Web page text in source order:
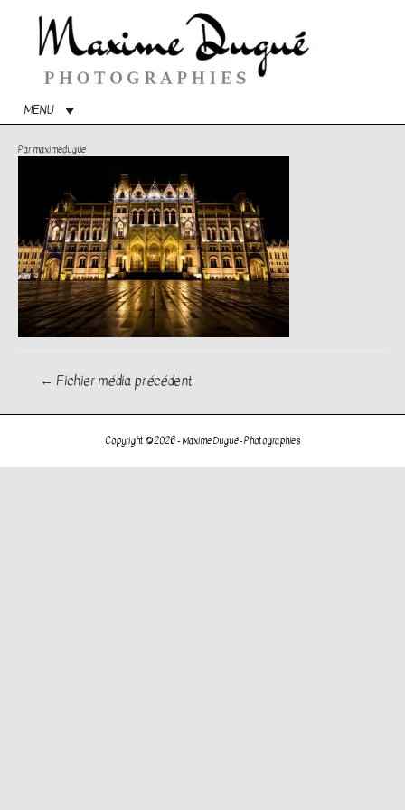
MENU
Parmaximedugue
Navigation
de
← Fichier média précédent
Copyright © 2026 -Maxime Dugué - Photographies